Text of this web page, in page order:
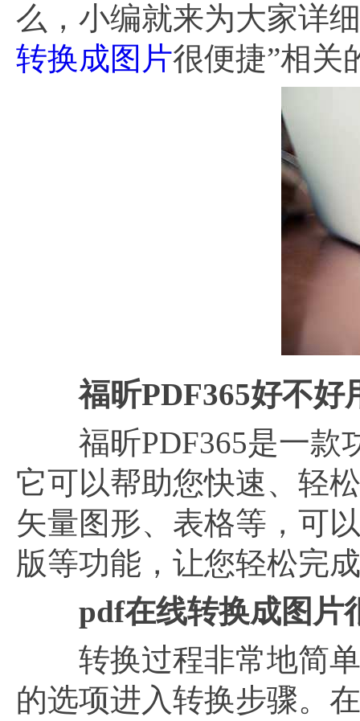
么，小编就来为大家详
转换成图片很便捷”相关
福昕PDF365好不好
福昕PDF365是一款
它可以帮助您快速、轻
矢量图形、表格等，可
版等功能，让您轻松完
pdf在线转换成图片
转换过程非常地简单
的选项进入转换步骤。